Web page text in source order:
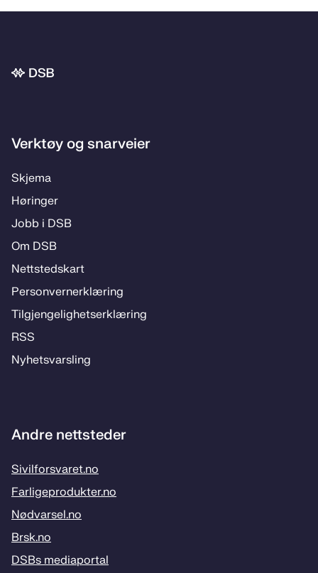
Bunnområde
Verktøy og snarveier
Skje­­ma
Hø­rin­­ger
Jobb i DSB
Om DSB
Nett­steds­­kart
Per­­son­ver­n­er­klæ­­ring
Til­­­gjen­­ge­­lig­hets­­er­klæ­­ring
RSS
Ny­hets­­vars­­ling
Andre nettsteder
Sivilforsvaret.no
Farligeprodukter.no
Nødvarsel.no
Brsk.no
DSBs mediaportal